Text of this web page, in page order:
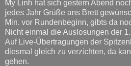
My Linh hat sich gestern Abend
jedes Jahr Grüße ans Brett
Min. vor Rundenbeginn, gibts da
Nicht einmal die Auslosungen der
Auf Live-Übertragungen der
diesmal gleich zu verzichten, da
gehen.